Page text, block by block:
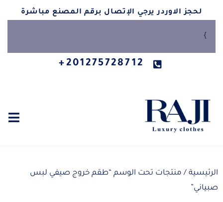
لحجز الاوردر يرجي الإتصال برقم المصنع مباشرة
}
201275728712+
الرئيسية / منتجات تحت الوسم “طقم خروج صيفي لبس
صبياني”